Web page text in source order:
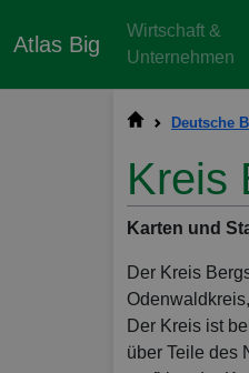
Atlas Big
Wirtschaft &
Unternehmen
Deutsche
Kreis
Karten und
Der Kreis
Der Kreis ist
über Teile des